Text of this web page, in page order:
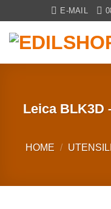
ai
contenuti
E-MAIL
Leica BLK3D
HOME /